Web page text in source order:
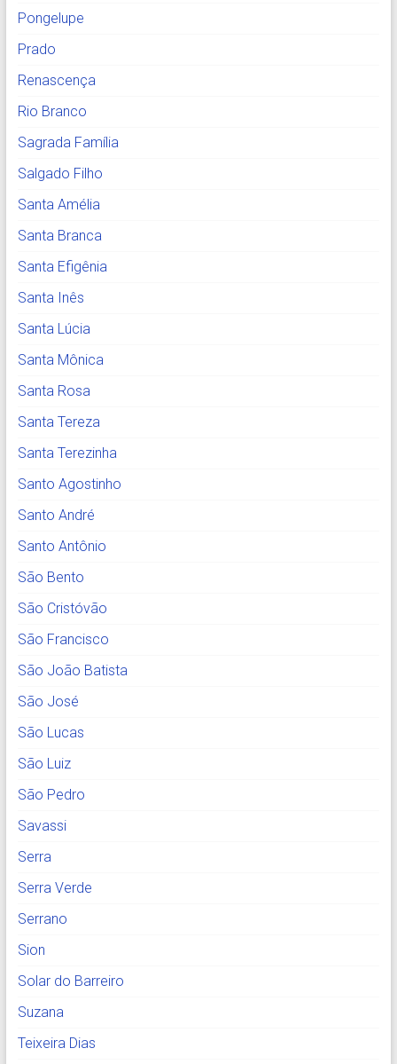
Pongelupe
Prado
Renascença
Rio Branco
Sagrada Família
Salgado Filho
Santa Amélia
Santa Branca
Santa Efigênia
Santa Inês
Santa Lúcia
Santa Mônica
Santa Rosa
Santa Tereza
Santa Terezinha
Santo Agostinho
Santo André
Santo Antônio
São Bento
São Cristóvão
São Francisco
São João Batista
São José
São Lucas
São Luiz
São Pedro
Savassi
Serra
Serra Verde
Serrano
Sion
Solar do Barreiro
Suzana
Teixeira Dias